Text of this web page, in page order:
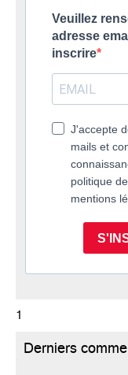
Veuillez
adresse
inscrire
J'accepte
mails et
politique
mentions
1
Derniers